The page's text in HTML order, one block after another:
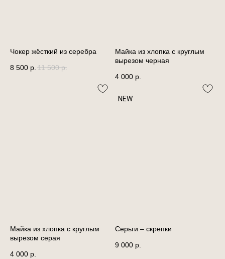
Чокер жёсткий из серебра
8 500 р. 11 500 р.
Майка из хлопка с круглым
вырезом черная
4 000 р.
Майка из хлопка с круглым
вырезом серая
4 000 р.
NEW
Серьги – скрепки
9 000 р.